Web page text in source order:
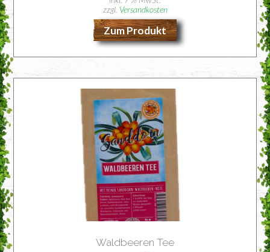
zzgl. Versandkosten
Zum Produkt
Wald­bee­ren Tee